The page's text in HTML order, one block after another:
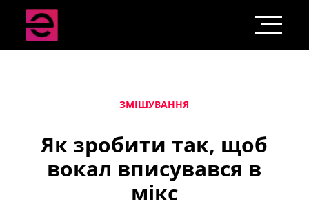
ЗМІШУВАННЯ
Як зробити так, щоб
вокал вписувався в
мікс